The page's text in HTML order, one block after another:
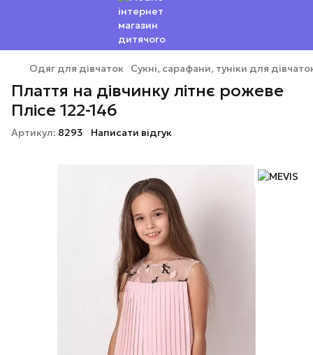
Одяг для дівчаток Сукні, сарафани, туніки для
Плаття на дівчинку літнє рожеве
Плісе 122-146
Артикул: 8293 Написати відгук